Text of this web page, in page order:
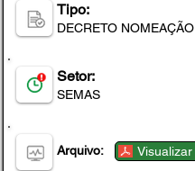
Tipo:
DECRETO NOMEAÇÃO
Setor:
SEMAS
Arquivo: Visualizar